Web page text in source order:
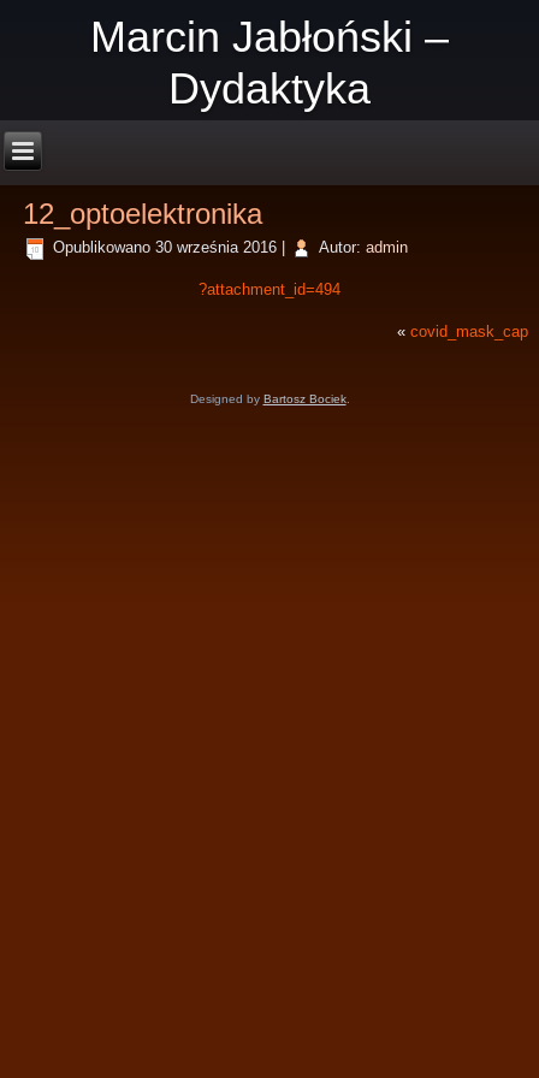
Marcin Jabłoński –
Dydaktyka
12_optoelektronika
Opublikowano 30 września 2016 Autor: admin
?attachment_id=494
« covid_mask_cap
Designed by Bartosz Bociek.